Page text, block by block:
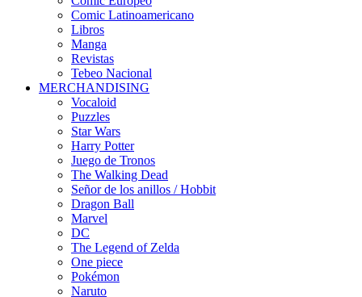
Comic Latinoamericano
Libros
Manga
Revistas
Tebeo Nacional
MERCHANDISING
Vocaloid
Puzzles
Star Wars
Harry Potter
Juego de Tronos
The Walking Dead
Señor de los anillos / Hobbit
Dragon Ball
Marvel
DC
The Legend of Zelda
One piece
Pokémon
Naruto